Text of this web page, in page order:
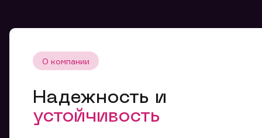
О компании
Надежность и
устойчивость